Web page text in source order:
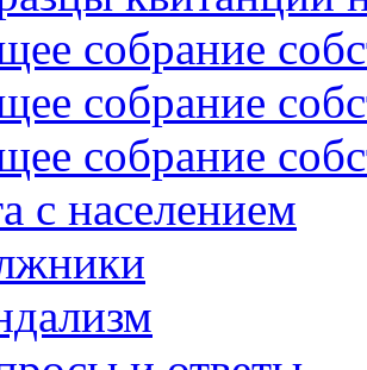
собрание
собрание
собрание
с населением